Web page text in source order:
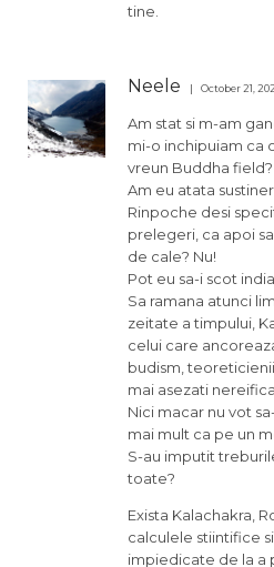
tine.
Neele October 21,
Am stat si m-am
mi-o inchipuiam ca
vreun Buddha field?
Am eu atata
Rinpoche desi
prelegeri, ca apoi
de cale? Nu!
Pot eu sa-i scot
Sa ramana atunci
zeitate a timpului,
celui care
budism,
mai asezati
Nici macar nu vot
mai mult ca pe un
S-au imputit
toate?
Exista Kalachakra,
calculele stiintifice
impiedicate de la a